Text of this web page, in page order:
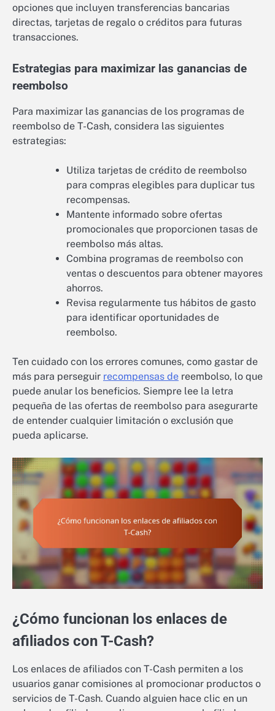
opciones que incluyen transferencias bancarias
directas, tarjetas de regalo o créditos para futuras
transacciones.
Estrategias para maximizar las ganancias de
reembolso
Para maximizar las ganancias de los programas de
reembolso de T-Cash, considera las siguientes
estrategias:
Utiliza tarjetas de crédito de reembolso
para compras elegibles para duplicar tus
recompensas.
Mantente informado sobre ofertas
promocionales que proporcionen tasas de
reembolso más altas.
Combina programas de reembolso con
ventas o descuentos para obtener mayores
ahorros.
Revisa regularmente tus hábitos de gasto
para identificar oportunidades de
reembolso.
Ten cuidado con los errores comunes, como gastar de
más para perseguir recompensas de reembolso, lo que
puede anular los beneficios. Siempre lee la letra
pequeña de las ofertas de reembolso para asegurarte
de entender cualquier limitación o exclusión que
pueda aplicarse.
¿Cómo funcionan los enlaces de
afiliados con T-Cash?
Los enlaces de afiliados con T-Cash permiten a los
usuarios ganar comisiones al promocionar productos o
servicios de T-Cash. Cuando alguien hace clic en un